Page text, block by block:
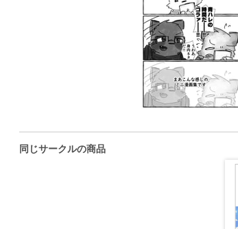
同じサークルの商品